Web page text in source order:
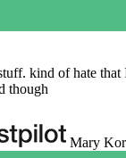
kind of hate
though
Mary